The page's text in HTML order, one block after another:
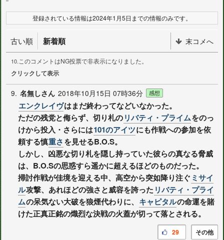
登録されている情報は2024年1月5日までの情報のみです。
古い順 新着順 末コメへ
10. このコメントはNG投票で非表示になりました。
クリックして表示
9. 名無しさん 2018年10月15日 07時36分 感想
エンクレイヴはまだ終わってなどいなかった。
ただの残党と侮らず、切り札のリバティ・プライムをのっ
けから投入・さらには101のアイツにも作戦への参加を依
頼する慎重さを見せるB.O.S。
しかし、凶悪な切り札を隠し持っていた彼らの真なる脅威
は、B.O.Sの思惑すら遥かに超えるほどのものだった。
掃討作戦が佳境を迎える中、高空から突如降り注ぐ ミサイ
ル攻撃、あれほどの強さと威容を誇った リバティ・プライ
ムの呆気ない大破を狼煙代わりに、 キャピタルの命運を賭
けた正真正銘の熾烈な決戦の火蓋が切って落とされる。
その他
29